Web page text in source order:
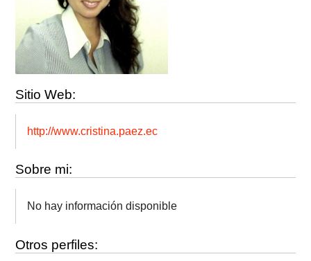
Sitio Web:
http://www.cristina.paez.ec
Sobre mi:
No hay información disponible
Otros perfiles: